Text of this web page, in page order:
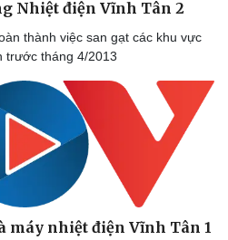
Nhiệt điện Vĩnh Tân 2
thành việc san gạt các khu vực
trước tháng 4/2013
máy nhiệt điện Vĩnh Tân 1